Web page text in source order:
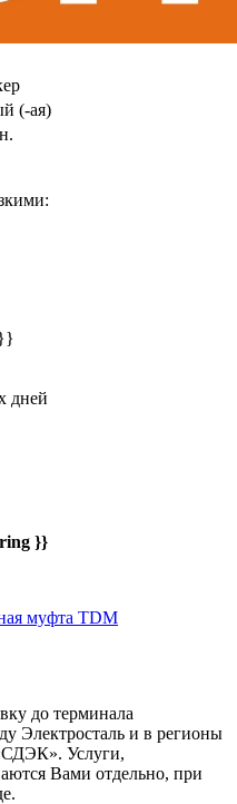
(-ая)
дней
}}
муфта TDM
до терминала
Электросталь и в регионы
Услуги,
Вами отдельно, при